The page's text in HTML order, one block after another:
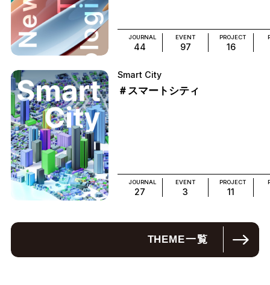
JOURNAL
44
EVENT
97
PROJECT
16
Smart City
＃スマートシティ
JOURNAL
27
EVENT
3
PROJECT
11
THEME一覧